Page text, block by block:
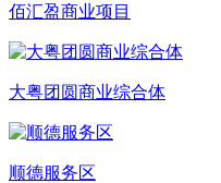
佰汇盈商业项目
大粤团圆商业综合体
顺德服务区